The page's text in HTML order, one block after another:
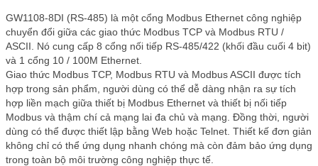
GW1108-8DI (RS-485) là một cổng Modbus Ethernet công nghiệp
chuyển đổi giữa các giao thức Modbus TCP và Modbus RTU /
ASCII. Nó cung cấp 8 cổng nối tiếp RS-485/422 (khối đầu cuối 4 bit)
và 1 cổng 10 / 100M Ethernet.
Giao thức Modbus TCP, Modbus RTU và Modbus ASCII được tích
hợp trong sản phẩm, người dùng có thể dễ dàng nhận ra sự tích
hợp liền mạch giữa thiết bị Modbus Ethernet và thiết bị nối tiếp
Modbus và thậm chí cả mạng lai đa chủ và mạng. Đồng thời, người
dùng có thể được thiết lập bằng Web hoặc Telnet. Thiết kế đơn giản
không chỉ có thể ứng dụng nhanh chóng mà còn đảm bảo ứng dụng
trong toàn bộ môi trường công nghiệp thực tế.